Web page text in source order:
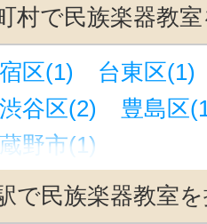
村で民族楽器教
区(1)
台東区(1)
渋谷区(2)
豊島区
野市(1)
で民族楽器教室